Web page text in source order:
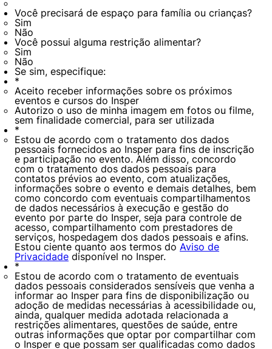
Você precisará de espaço para família ou crianças?
Sim
Não
Você possui alguma restrição alimentar?
Sim
Não
Se sim, especifique:
*
Aceito receber informações sobre os próximos
eventos e cursos do Insper
Autorizo o uso de minha imagem em fotos ou filme,
sem finalidade comercial, para ser utilizada
*
Estou de acordo com o tratamento dos dados
pessoais fornecidos ao Insper para fins de inscrição
e participação no evento. Além disso, concordo
com o tratamento dos dados pessoais para
contatos prévios ao evento, com atualizações,
informações sobre o evento e demais detalhes, bem
como concordo com eventuais compartilhamentos
de dados necessários à execução e gestão do
evento por parte do Insper, seja para controle de
acesso, compartilhamento com prestadores de
serviços, hospedagem dos dados pessoais e afins.
Estou ciente quanto aos termos do Aviso de
Privacidade disponível no Insper.
*
Estou de acordo com o tratamento de eventuais
dados pessoais considerados sensíveis que venha a
informar ao Insper para fins de disponibilização ou
adoção de medidas necessárias à acessibilidade ou,
ainda, qualquer medida adotada relacionada a
restrições alimentares, questões de saúde, entre
outras informações que optar por compartilhar com
o Insper e que possam ser qualificadas como dados